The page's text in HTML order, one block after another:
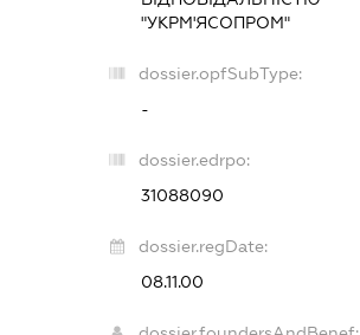
"УКРМ'ЯСОПРОМ"
dossier.opfSubType:
-
dossier.edrpo:
31088090
dossier.regDate:
08.11.00